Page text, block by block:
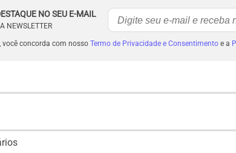
NO SEU E-MAIL
NEWSLETTER
concorda com nosso Termo de Privacidade e Consentimentoe a